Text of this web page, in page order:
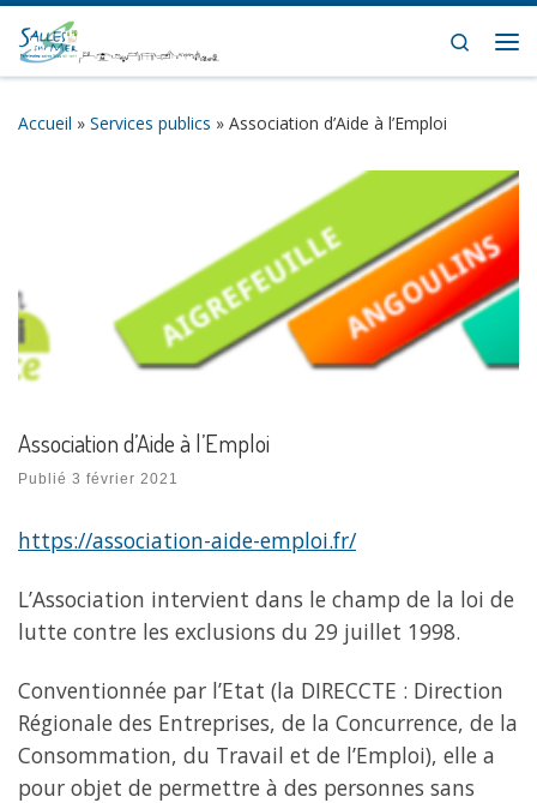
Skip to content
Search
Accueil » Services publics » Association d’Aide à l’Emploi
Association d’Aide à l’Emploi
Publié 3 février 2021
https://association-aide-emploi.fr/
L’Association intervient dans le champ de la loi de
lutte contre les exclusions du 29 juillet 1998.
Conventionnée par l’Etat (la DIRECCTE : Direction
Régionale des Entreprises, de la Concurrence, de la
Consommation, du Travail et de l’Emploi), elle a
pour objet de permettre à des personnes sans